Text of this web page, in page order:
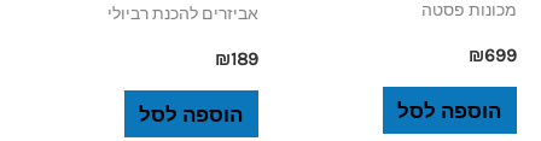
מכונות פסטה
₪699
הוספה לסל
אביזרים להכנת רביולי
₪189
הוספה לסל